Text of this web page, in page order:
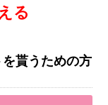
る
貰うための方